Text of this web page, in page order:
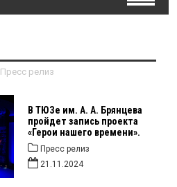
Пресс релиз
В ТЮЗе им. А. А. Брянцева
пройдет запись проекта
«Герои нашего времени».
Пресс релиз
21.11.2024